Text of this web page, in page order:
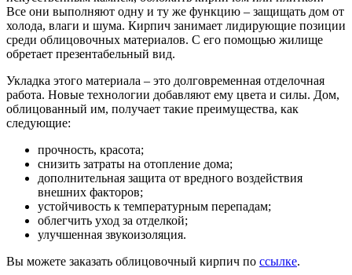
Все они выполняют одну и ту же функцию – защищать дом от
холода, влаги и шума. Кирпич занимает лидирующие позиции
среди облицовочных материалов. С его помощью жилище
обретает презентабельный вид.
Укладка этого материала – это долговременная отделочная
работа. Новые технологии добавляют ему цвета и силы. Дом,
облицованный им, получает такие преимущества, как
следующие:
прочность, красота;
снизить затраты на отопление дома;
дополнительная защита от вредного воздействия
внешних факторов;
устойчивость к температурным перепадам;
облегчить уход за отделкой;
улучшенная звукоизоляция.
Вы можете заказать облицовочный кирпич по ссылке.